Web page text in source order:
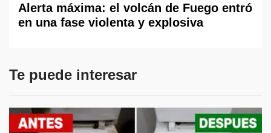
Alerta máxima: el volcán de Fuego entró
en una fase violenta y explosiva
Te puede interesar